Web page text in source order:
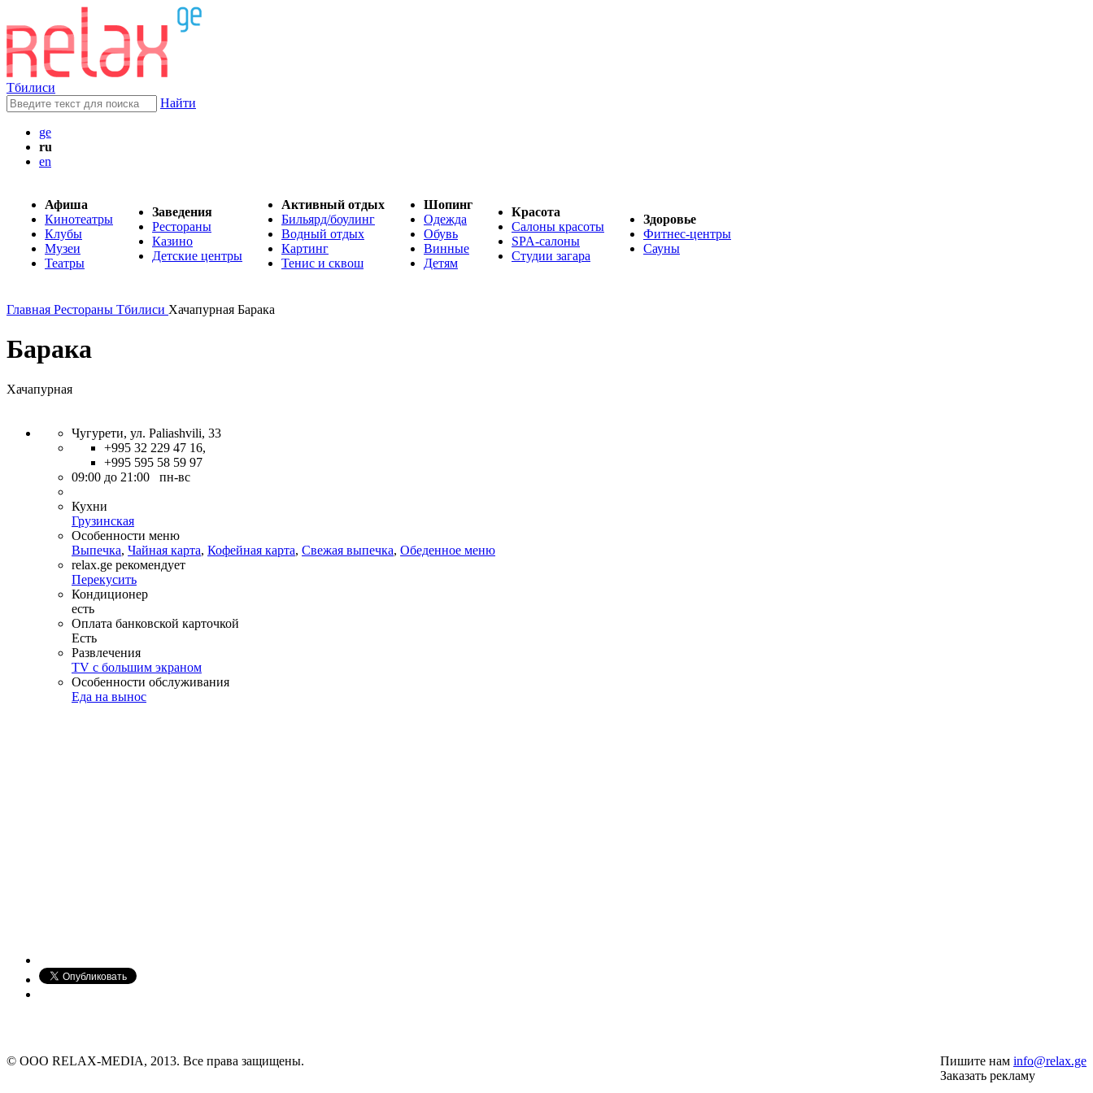
Тбилиси
Найти
ge
ru
en
Афиша
Кинотеатры
Клубы
Музеи
Театры
Заведения
Рестораны
Казино
Детские центры
Активный отдых
Бильярд/боулинг
Водный отдых
Картинг
Тенис и сквош
Шопинг
Одежда
Обувь
Винные
Детям
Красота
Салоны красоты
SPA-салоны
Студии загара
Здоровье
Фитнес-центры
Сауны
Главная Рестораны Тбилиси Хачапурная Барака
Барака
Хачапурная
Чугурети, ул. Paliashvili, 33
+995 32 229 47 16,
+995 595 58 59 97
09:00 до 21:00 пн-вс
Кухни
Грузинская
Особенности меню
Выпечка, Чайная карта, Кофейная карта, Свежая выпечка, Обеденное меню
relax.ge рекомендует
Перекусить
Кондиционер
есть
Оплата банковской карточкой
Есть
Развлечения
TV с большим экраном
Особенности обслуживания
Еда на вынос
© ООО RELAX-MEDIA, 2013. Все права защищены. Пишите нам info@relax.ge
Заказать рекламу